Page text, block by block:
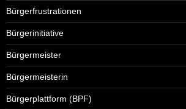
Bürgerfrustrationen
Bürgerinitiative
Bürgermeister
Bürgermeisterin
Bürgerplattform (BPF)